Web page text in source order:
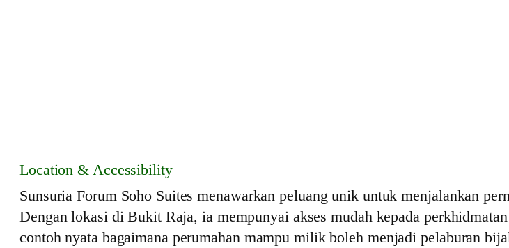
Location & Accessibility
Sunsuria Forum Soho Suites menawarkan peluang unik untuk menjalankan
Dengan lokasi di Bukit Raja, ia mempunyai akses mudah kepada
contoh nyata bagaimana perumahan mampu milik boleh menjadi pelaburan